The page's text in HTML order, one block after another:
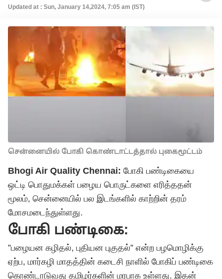
Updated at : Sun, January 14,2024, 7:05 am (IST)
சென்னையில் போகி கொண்டாட்டத்தால் புகைமூட்டம்
Bhogi Air Quality Chennai: போகி பண்டிகையை
ஒட்டி பொதுமக்கள் பழைய பொருட்களை எரித்ததன்
மூலம், சென்னையில் பல இடங்களில் காற்றின் தரம்
மோசமடைந்துள்ளது.
போகி பண்டிகை:
”பழையன கழிதல், புதியன புகுதல்” என்ற பழமொழிக்கு
ஏற்ப, மார்கழி மாதத்தின் கடைசி நாளில் போகிப் பண்டிகை
கொண்டாடுவது தமிழர்களின் மரபாக உள்ளது. இதன்